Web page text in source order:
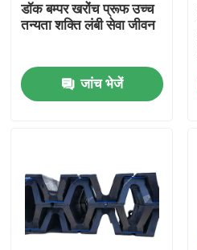
उत्पाद
डॉक बम्पर खरोंच प्रूफ उच्च
तन्यता शक्ति लंबी सेवा जीवन
जांच भेजें